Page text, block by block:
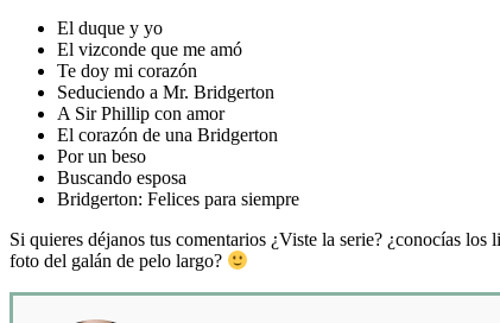
El duque y yo
El vizconde que me amó
Te doy mi corazón
Seduciendo a Mr. Bridgerton
A Sir Phillip con amor
El corazón de una Bridgerton
Por un beso
Buscando esposa
Bridgerton: Felices para siempre
Si quieres déjanos tus comentarios ¿Viste la serie? ¿conocías
foto del galán de pelo largo?